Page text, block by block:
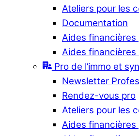
Ateliers pour les
Documentation
Aides
Aides
Pro de l’immo et
Newsletter
Rendez-vous pro
Ateliers pour les
Aides